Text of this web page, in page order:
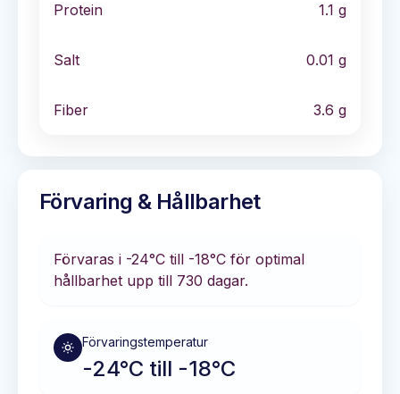
Protein 1.1 g
Salt 0.01 g
Fiber 3.6 g
Förvaring & Hållbarhet
Förvaras i -24°C till -18°C för optimal
hållbarhet upp till 730 dagar.
Förvaringstemperatur
-24°C till -18°C